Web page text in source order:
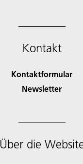
Kontakt
Kontaktformular
Newsletter
Über die